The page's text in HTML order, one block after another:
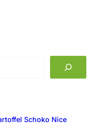
Schoko Nice